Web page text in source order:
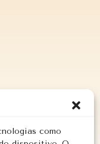
como